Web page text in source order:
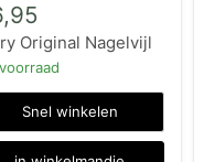
Original Nagelvijl
voorraad
Snel winkelen